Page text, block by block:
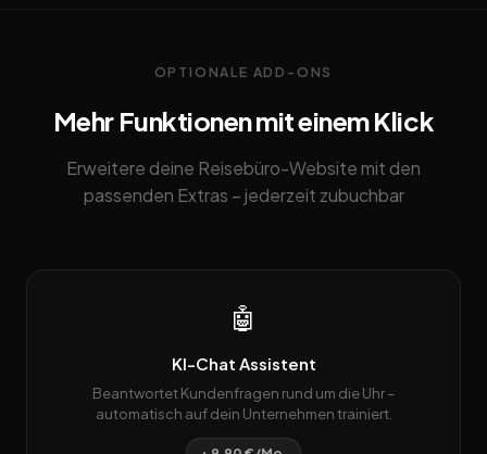
OPTIONALE ADD-ONS
Mehr Funktionen mit einem Klick
Erweitere deine Reisebüro-Website mit den
passenden Extras – jederzeit zubuchbar
🤖
KI-Chat Assistent
Beantwortet Kundenfragen rund um die Uhr –
automatisch auf dein Unternehmen trainiert.